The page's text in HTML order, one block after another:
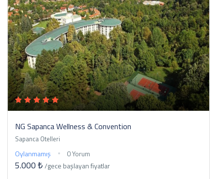
NG Sapanca Wellness & Convention
Sapanca Otelleri
Oylanmamış 0 Yorum
5.000 ₺/gece başlayan fiyatlar